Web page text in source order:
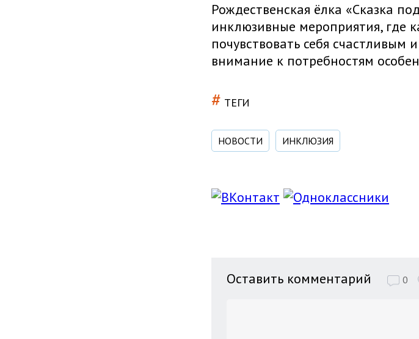
Рождественская ёлка «Сказка
инклюзивные мероприятия, где
почувствовать себя
внимание к потребностям
# ТЕГИ
НОВОСТИ ИНКЛЮЗИЯ
Оставить комментарий 0